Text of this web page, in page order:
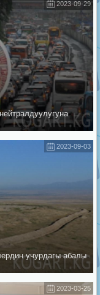
2023-09-29
2023-09-03
учурдагы абалы
2023-03-25